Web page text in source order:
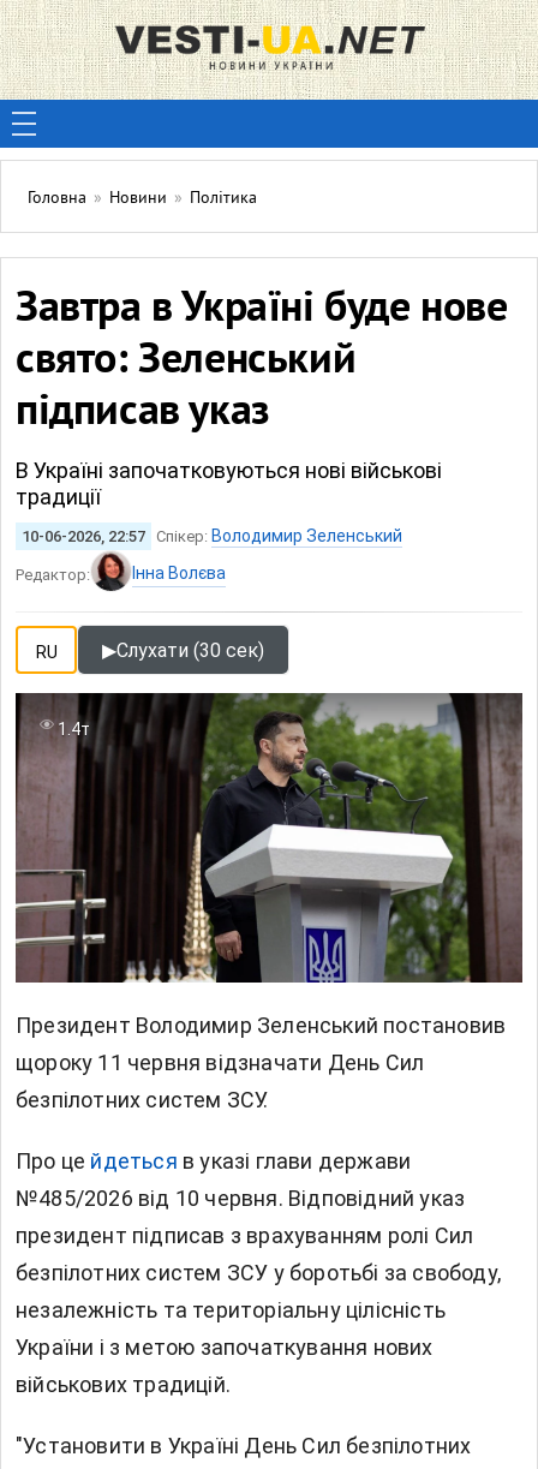
Головна » Новини » Політика
Завтра в Україні буде нове
свято: Зеленський
підписав указ
В Україні започатковуються нові військові
традиції
10-06-2026, 22:57 Спікер: Володимир Зеленський
Редактор: Інна Волєва
RU ▶Слухати (30 сек)
1.4т
Президент Володимир Зеленський постановив
щороку 11 червня відзначати День Сил
безпілотних систем ЗСУ.
Про це йдеться в указі глави держави
№485/2026 від 10 червня. Відповідний указ
президент підписав з врахуванням ролі Сил
безпілотних систем ЗСУ у боротьбі за свободу,
незалежність та територіальну цілісність
України і з метою започаткування нових
військових традицій.
"Установити в Україні День Сил безпілотних